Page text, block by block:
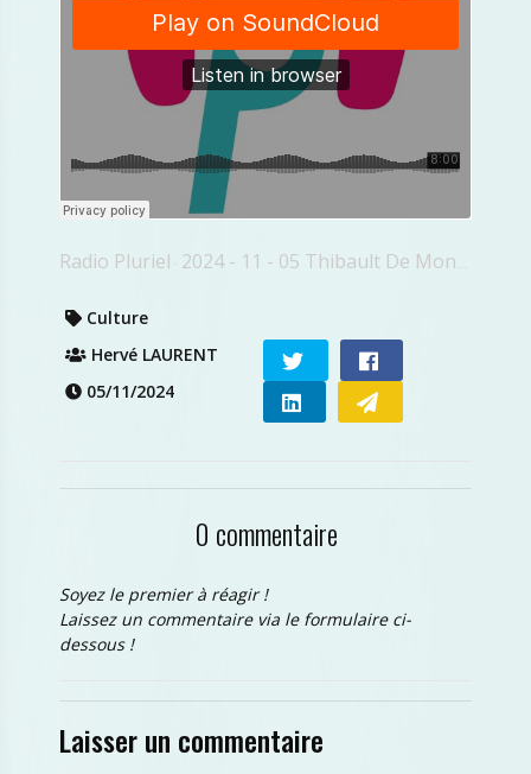
Radio Pluriel · 2024 - 11 - 05 Thibault De Montbrial
Culture
Hervé LAURENT
05/11/2024
0 commentaire
Soyez le premier à réagir !
Laissez un commentaire via le formulaire ci-
dessous !
Laisser un commentaire